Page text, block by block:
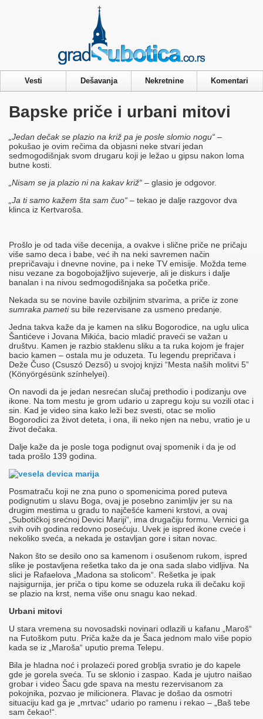
Vesti Dešavanja Nekretnine Komentari
Bapske priče i urbani mitovi
„Jedan dečak se plazio na križ pa je posle slomio nogu“ –
pokušao je ovim rečima da objasni neke stvari jedan
sedmogodišnjak svom drugaru koji je ležao u gipsu nakon loma
butne kosti.
„Nisam se ja plazio ni na kakav križ“ – glasio je odgovor.
„Ja ti samo kažem šta sam čuo“ – tekao je dalje razgovor dva
klinca iz Kertvaroša.
Prošlo je od tada više decenija, a ovakve i slične priče ne pričaju
više samo deca i babe, već ih na neki savremen način
prepričavaju i dnevne novine, pa i neke TV emisije. Možda teme
nisu vezane za bogobojažljivo sujeverje, ali je diskurs i dalje
banalan i na nivou sedmogodišnjaka sa početka priče.
Nekada su se novine bavile ozbiljnim stvarima, a priče iz zone
sumraka pametisu bile rezervisane za usmeno predanje.
Jedna takva kaže da je kamen na sliku Bogorodice, na uglu ulica
Šantićeve i Jovana Mikića, bacio mladić praveći se važan u
društvu. Kamen je razbio staklenu sliku a ta ruka kojom je frajer
bacio kamen – ostala mu je oduzeta. Tu legendu prepričava i
Deže Čuso (Csuszó Dezső) u svojoj knjizi “Mesta naših molitvi 5”
(Könyörgésünk színhelyei).
On navodi da je jedan nesrećan slučaj prethodio i podizanju ove
ikone. Na tom mestu je grom udario u zapregu koju su vozili otac i
sin. Kad je video sina kako leži bez svesti, otac se molio
Bogorodici za život deteta, i ona, ili neko njen na nebu, vratio je u
život dečaka.
Dalje kaže da je posle toga podignut ovaj spomenik i da je od
tada prošlo 139 godina.
Posmatraču koji ne zna puno o spomenicima pored puteva
podignutim u slavu Boga, ovaj je posebno zanimljiv jer su na
drugim mestima u gradu to najčešće kameni krstovi, a ovaj
„Subotičkoj srećnoj Devici Mariji“, ima drugačiju formu. Vernici ga
svih ovih godina redovno posećuju. Uvek je ispred ikone cveće i
nekoliko sveća, a nekada je ostavljan gore i sitan novac.
Nakon što se desilo ono sa kamenom i osušenom rukom, ispred
slike je postavljena rešetka tako da je ona sada slabo vidljiva. Na
slici je Rafaelova „Madona sa stolicom“. Rešetka je ipak
najsigurnija, jer priča o tipu kome se oduzela ruka ili dečaku koji
se plazio na krst, nema više onu snagu kao nekad.
Urbani mitovi
U stara vremena su novosadski novinari odlazili u kafanu „Maroš“
na Futoškom putu. Priča kaže da je Šaca jednom malo više popio
kada se iz „Maroša“ uputio prema Telepu.
Bila je hladna noć i prolazeći pored groblja svratio je do kapele
gde je gorela sveća. Tu se sklonio i zaspao. Kada je ujutro naišao
grobar i video Šacu gde spava na mestu rezervisanom za
pokojnika, pozvao je milicionera. Plavac je došao da osmotri
situaciju kad ga je „mrtvac“ udario po ramenu i rekao – „Baš tebe
sam čekao!“.
Privacy & Cookies Policy